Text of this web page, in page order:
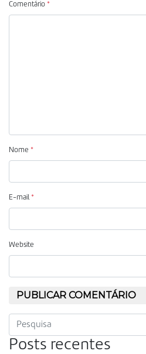
Comentário *
Nome *
E-mail *
Website
Posts recentes